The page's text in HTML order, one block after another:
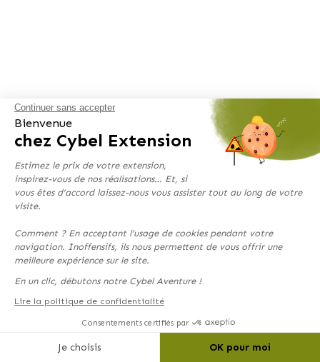
Vue de l’extension à Vayres
Un nouvel espace d’accueil et un séjour
Au départ, les propriétaires souhaitaient installer une véranda pour
agrandir leur séjour et gagner en luminosité. Cependant, ce projet a
été refusé par la mairie, en raison des contraintes réglementaires liées
Bâtiments de France (ABF).
Cette classification impose en effet un cadre très strict visant à
préserver l’harmonie architecturale et le patrimoine local. Plutôt que
de renoncer à leur projet ou d’envisager un déménagement, les
propriétaires ont choisi de repenser leur espace de vie en optant pour
une extension plus adaptée à leurs besoins et conforme aux
Continuer sans accepter
Bienvenue
chez Cybel Extension
Estimez le prix de votre extension,
inspirez-vous de nos réalisations… Et, si
vous êtes d’accord laissez-nous vous assister tout au long de votre
visite.
Comment ? En acceptant l’usage de cookies pendant votre
navigation. Inoffensifs, ils nous permettent de vous offrir une
meilleure expérience sur le site.
En un clic, débutons notre Cybel Aventure !
Lire la politique de confidentialité
Consentements certifiés par
Je choisis OK pour moi